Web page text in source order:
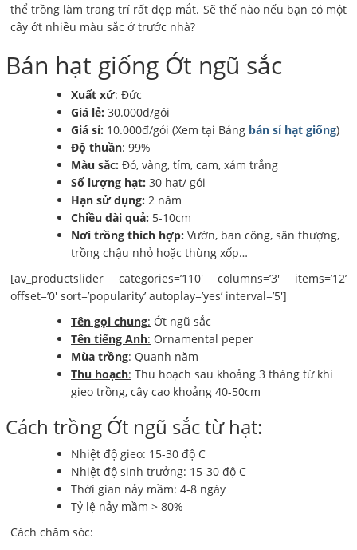
thể trồng làm trang trí rất đẹp mắt. Sẽ thế nào nếu bạn có một
cây ớt nhiều màu sắc ở trước nhà?
Bán hạt giống Ớt ngũ sắc
Xuất xứ: Đức
Giá lẻ: 30.000đ/gói
Giá sỉ: 10.000đ/gói (Xem tại Bảng bán sỉ hạt giống)
Độ thuần: 99%
Màu sắc: Đỏ, vàng, tím, cam, xám trắng
Số lượng hạt: 30 hạt/ gói
Hạn sử dụng: 2 năm
Chiều dài quả: 5-10cm
Nơi trồng thích hợp: Vườn, ban công, sân thượng,
trồng chậu nhỏ hoặc thùng xốp…
[av_productslider categories=’110′ columns=’3′ items=’12’
offset=’0′ sort=’popularity’ autoplay=’yes’ interval=’5′]
Tên gọi chung: Ớt ngũ sắc
Tên tiếng Anh: Ornamental peper
Mùa trồng: Quanh năm
Thu hoạch: Thu hoạch sau khoảng 3 tháng từ khi
gieo trồng, cây cao khoảng 40-50cm
Cách trồng Ớt ngũ sắc từ hạt:
Nhiệt độ gieo: 15-30 độ C
Nhiệt độ sinh trưởng: 15-30 độ C
Thời gian nảy mầm: 4-8 ngày
Tỷ lệ nảy mầm > 80%
Cách chăm sóc: